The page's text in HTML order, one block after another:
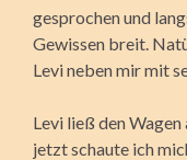
gesprochen und
Gewissen breit.
Levi neben mir mit
Levi ließ den
jetzt schaute ich